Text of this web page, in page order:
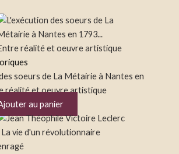
soeurs de La Métairie à Nantes en
réalité et oeuvre artistique
au panier